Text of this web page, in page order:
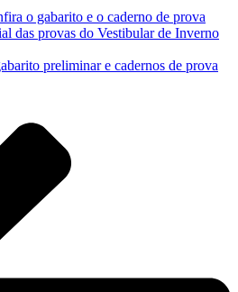
o gabarito e o caderno de prova
das provas do Vestibular de Inverno
preliminar e cadernos de prova